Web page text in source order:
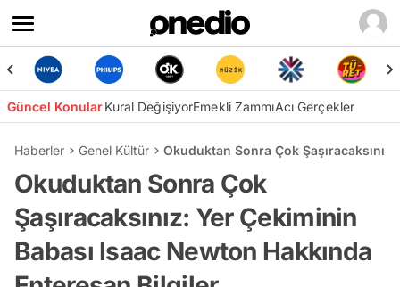
Güncel KonularKural DeğişiyorEmekli ZammıAcı Gerçekler
Haberler Genel Kültür Okuduktan Sonra Çok
Okuduktan Sonra Çok
Şaşıracaksınız: Yer Çekiminin
Babası Isaac Newton Hakkında